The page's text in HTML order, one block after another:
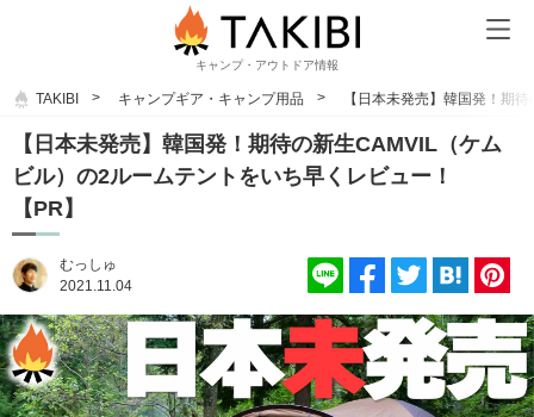
キャンプ・アウトドア情報
TAKIBI キャンプギア・キャンプ用品 【日本未発売】韓国発！期
【日本未発売】韓国発！期待の新生CAMVIL（ケム
ビル）の2ルームテントをいち早くレビュー！
【PR】
むっしゅ
2021.11.04